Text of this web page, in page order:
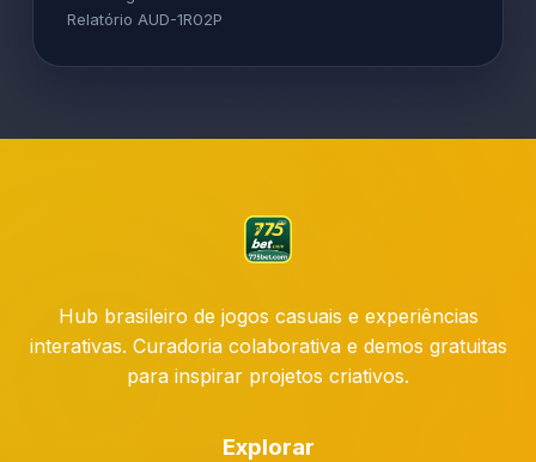
Relatório AUD-1R02P
Hub brasileiro de jogos casuais e experiências
interativas. Curadoria colaborativa e demos gratuitas
para inspirar projetos criativos.
Explorar